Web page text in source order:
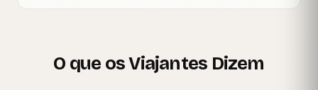
O que os Viajantes Dizem